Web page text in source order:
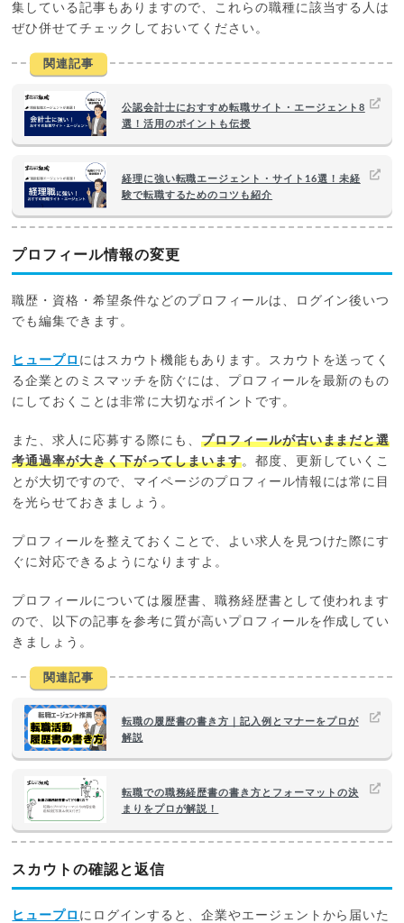
集している記事もありますので、これらの職種に該当する人は
ぜひ併せてチェックしておいてください。
関連記事
公認会計士におすすめ転職サイト・エージェント8
選！活用のポイントも伝授
経理に強い転職エージェント・サイト16選！未経
験で転職するためのコツも紹介
プロフィール情報の変更
職歴・資格・希望条件などのプロフィールは、ログイン後いつ
でも編集できます。
ヒュープロ にはスカウト機能もあります。スカウトを送ってく
る企業とのミスマッチを防ぐには、プロフィールを最新のもの
にしておくことは非常に大切なポイントです。
また、求人に応募する際にも、 プロフィールが古いままだと選
考通過率が大きく下がってしまいます。都度、更新していくこ
とが大切ですので、マイページのプロフィール情報には常に目
を光らせておきましょう。
プロフィールを整えておくことで、よい求人を見つけた際にす
ぐに対応できるようになりますよ。
プロフィールについては履歴書、職務経歴書として使われます
ので、以下の記事を参考に質が高いプロフィールを作成してい
きましょう。
関連記事
転職の履歴書の書き方｜記入例とマナーをプロが
解説
転職での職務経歴書の書き方とフォーマットの決
まりをプロが解説！
スカウトの確認と返信
ヒュープロ にログインすると、企業やエージェントから届いた